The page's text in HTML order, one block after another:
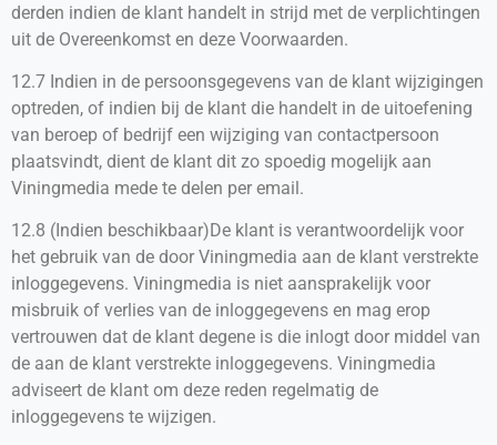
derden indien de klant handelt in strijd met de verplichtingen
uit de Overeenkomst en deze Voorwaarden.
12.7 Indien in de persoonsgegevens van de klant wijzigingen
optreden, of indien bij de klant die handelt in de uitoefening
van beroep of bedrijf een wijziging van contactpersoon
plaatsvindt, dient de klant dit zo spoedig mogelijk aan
Viningmedia mede te delen per email.
12.8 (Indien beschikbaar)De klant is verantwoordelijk voor
het gebruik van de door Viningmedia aan de klant verstrekte
inloggegevens. Viningmedia is niet aansprakelijk voor
misbruik of verlies van de inloggegevens en mag erop
vertrouwen dat de klant degene is die inlogt door middel van
de aan de klant verstrekte inloggegevens. Viningmedia
adviseert de klant om deze reden regelmatig de
inloggegevens te wijzigen.